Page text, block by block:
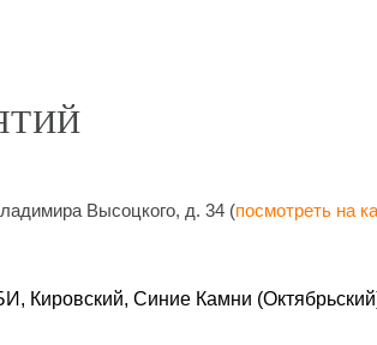
Высоцкого, д. 34 (посмотреть на
Кировский, Синие Камни